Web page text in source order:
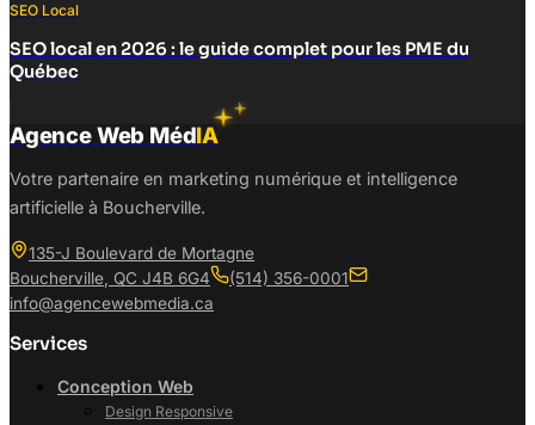
SEO Local
SEO local en 2026 : le guide complet pour les PME du
Québec
Agence Web MédIA
Votre partenaire en marketing numérique et intelligence
artificielle à Boucherville.
135-J Boulevard de Mortagne
Boucherville QC J4B 6G4
(514) 356-0001
info@agencewebmedia.ca
Services
Conception Web
Design Responsive